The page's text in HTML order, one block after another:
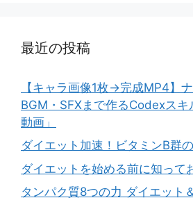
最近の投稿
【キャラ画像1枚→完成MP4】
BGM・SFXまで作るCodexスキ
動画」
ダイエット加速！ビタミンB群
ダイエットを始める前に知って
タンパク質8つの力 ダイエット